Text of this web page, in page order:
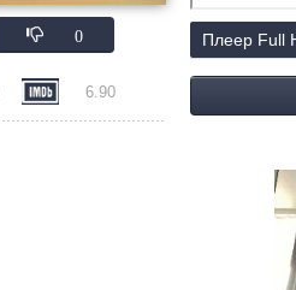
0
6.90
Плеер Full